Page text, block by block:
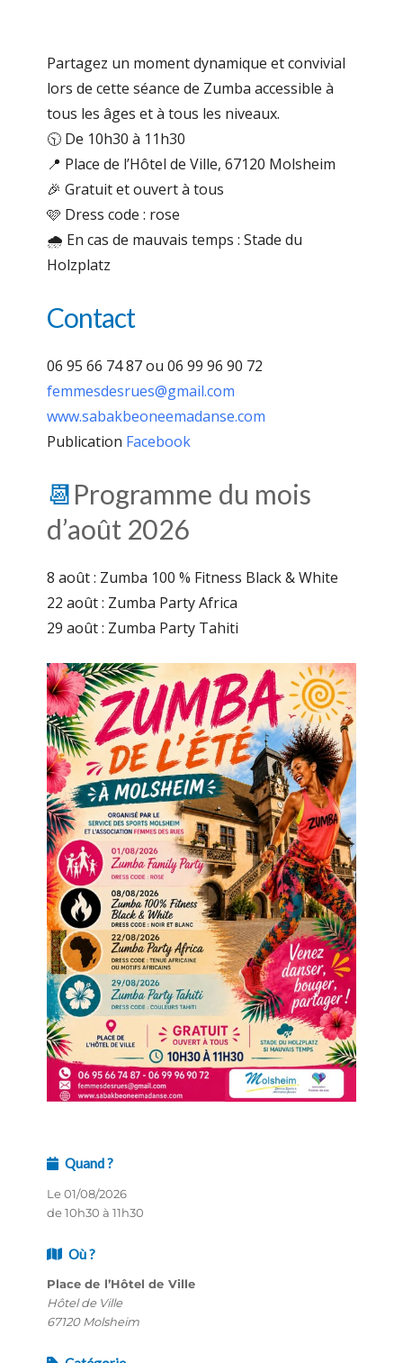
Partagez un moment dynamique et convivial
lors de cette séance de Zumba accessible à
tous les âges et à tous les niveaux.
🕥 De 10h30 à 11h30
📍 Place de l’Hôtel de Ville, 67120 Molsheim
🎉 Gratuit et ouvert à tous
🩷 Dress code : rose
🌧️ En cas de mauvais temps : Stade du
Holzplatz
Contact
06 95 66 74 87 ou 06 99 96 90 72
femmesdesrues@gmail.com
www.sabakbeoneemadanse.com
Publication Facebook
📆Programme du mois
d’août 2026
8 août : Zumba 100 % Fitness Black & White
22 août : Zumba Party Africa
29 août : Zumba Party Tahiti
Quand ?
Le 01/08/2026
de 10h30 à 11h30
Où ?
Place de l’Hôtel de Ville
Hôtel de Ville
67120 Molsheim